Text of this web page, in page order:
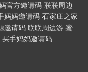
官方邀请码 联联周边
妈妈邀请码 石家庄之家
邀请码 联联周边游 蜜
买手妈妈邀请码